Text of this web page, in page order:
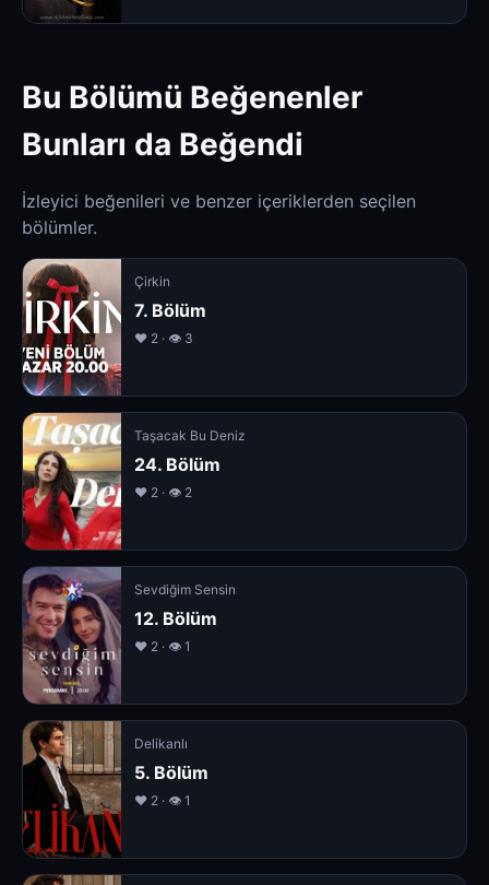
Bu Bölümü Beğenenler
Bunları da Beğendi
İzleyici beğenileri ve benzer içeriklerden seçilen
bölümler.
Çirkin
7. Bölüm
❤️ 2 · 👁 3
Taşacak Bu Deniz
24. Bölüm
❤️ 2 · 👁 2
Sevdiğim Sensin
12. Bölüm
❤️ 2 · 👁 1
Delikanlı
5. Bölüm
❤️ 2 · 👁 1